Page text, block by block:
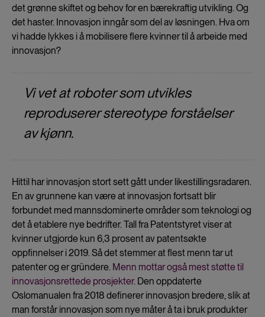
det grønne skiftet og behov for en bærekraftig utvikling. Og
det haster. Innovasjon inngår som del av løsningen. Hva om
vi hadde lykkes i å mobilisere flere kvinner til å arbeide med
innovasjon?
Vi vet at roboter som utvikles
reproduserer stereotype forståelser
av kjønn.
Hittil har innovasjon stort sett gått under likestillingsradaren.
En av grunnene kan være at innovasjon fortsatt blir
forbundet med mannsdominerte områder som teknologi og
det å etablere nye bedrifter. Tall fra Patentstyret viser at
kvinner utgjorde kun 6,3 prosent av patentsøkte
oppfinnelser i 2019. Så det stemmer at flest menn tar ut
patenter og er gründere. Menn mottar også mest støtte til
innovasjonsrettede prosjekter. Den oppdaterte
Oslomanualen fra 2018 definerer innovasjon bredere, slik at
man forstår innovasjon som nye måter å ta i bruk produkter